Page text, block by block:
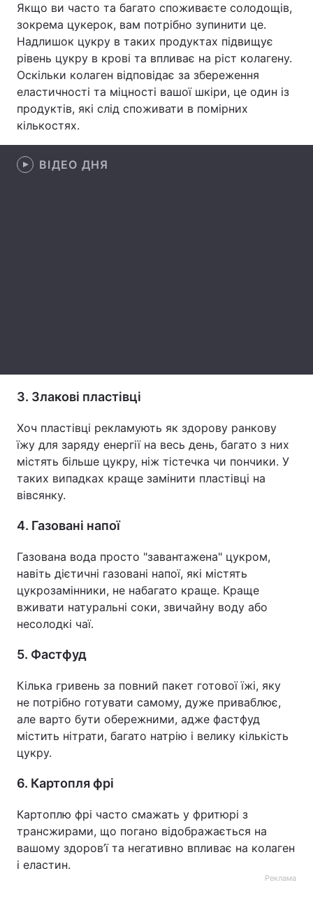
Відео з Youtube Статті
Інтерв'ю Думки
Вакансії
Контакти
Послуги
Якщо ви часто та багато споживаєте солодощів,
зокрема цукерок, вам потрібно зупинити це.
Надлишок цукру в таких продуктах підвищує
рівень цукру в крові та впливає на ріст колагену.
Оскільки колаген відповідає за збереження
еластичності та міцності вашої шкіри, це один із
продуктів, які слід споживати в помірних
кількостях.
ВІДЕО ДНЯ
3. Злакові пластівці
Хоч пластівці рекламують як здорову ранкову
їжу для заряду енергії на весь день, багато з них
містять більше цукру, ніж тістечка чи пончики. У
таких випадках краще замінити пластівці на
вівсянку.
4. Газовані напої
Газована вода просто "завантажена" цукром,
навіть дієтичні газовані напої, які містять
цукрозамінники, не набагато краще. Краще
вживати натуральні соки, звичайну воду або
несолодкі чаї.
5. Фастфуд
Кілька гривень за повний пакет готової їжі, яку
не потрібно готувати самому, дуже приваблює,
але варто бути обережними, адже фастфуд
містить нітрати, багато натрію і велику кількість
цукру.
6. Картопля фрі
Картоплю фрі часто смажать у фритюрі з
трансжирами, що погано відображається на
вашому здоров’ї та негативно впливає на колаген
і еластин.
Реклама